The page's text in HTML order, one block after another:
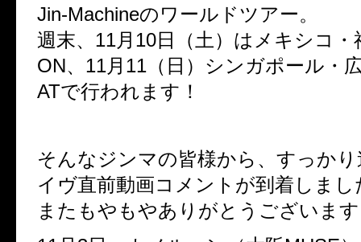
Jin-Machineのワールドツアー。
週末、11月10日（土）はメキシコ・
ON、11月11（日）シンガポール・
ATで行われます！
そんなジンマの皆様から、すっか
イヴ直前動画コメントが到着しまし
またもやもやありがとうございま